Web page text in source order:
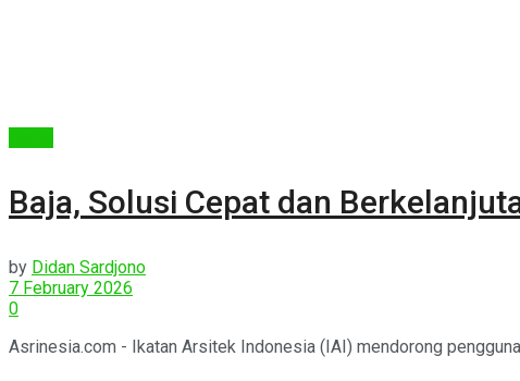
Baja, Solusi Cepat dan
by Didan Sardjono
7 February 2026
0
Asrinesia.com - Ikatan Arsitek Indonesia (IAI) mendorong